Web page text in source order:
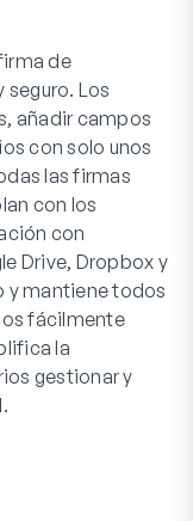
de
Los
añadir campos
con solo unos
las firmas
con los
con
Drive, Dropbox y
y mantiene todos
fácilmente
la
gestionar y